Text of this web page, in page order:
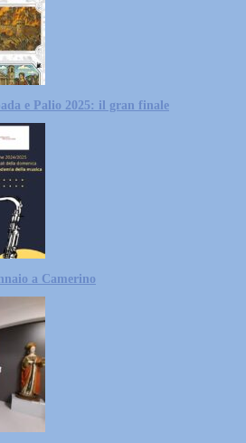
e Palio 2025: il gran finale
a Camerino